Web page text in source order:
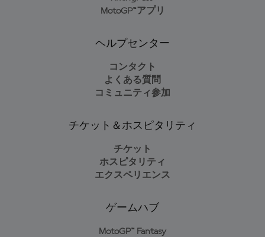
MotoGP™アプリ
ヘルプセンター
コンタクト
よくある質問
コミュニティ参加
チケット＆ホスピタリティ
チケット
ホスピタリティ
エクスペリエンス
ゲームハブ
MotoGP™ Fantasy